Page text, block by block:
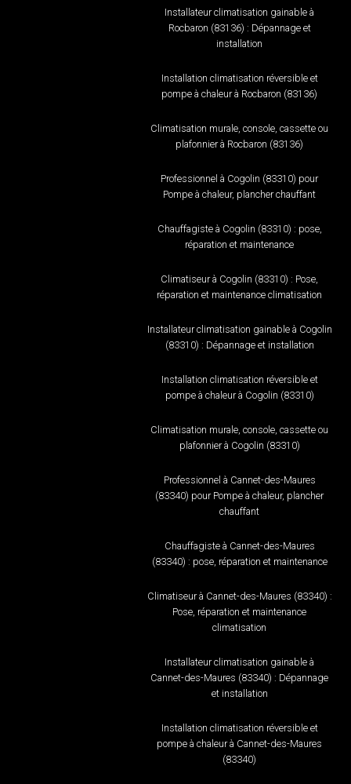
Installateur climatisation gainable à
Rocbaron (83136) : Dépannage et
installation
Installation climatisation réversible et
pompe à chaleur à Rocbaron (83136)
Climatisation murale, console, cassette ou
plafonnier à Rocbaron (83136)
Professionnel à Cogolin (83310) pour
Pompe à chaleur, plancher chauffant
Chauffagiste à Cogolin (83310) : pose,
réparation et maintenance
Climatiseur à Cogolin (83310) : Pose,
réparation et maintenance climatisation
Installateur climatisation gainable à Cogolin
(83310) : Dépannage et installation
Installation climatisation réversible et
pompe à chaleur à Cogolin (83310)
Climatisation murale, console, cassette ou
plafonnier à Cogolin (83310)
Professionnel à Cannet-des-Maures
(83340) pour Pompe à chaleur, plancher
chauffant
Chauffagiste à Cannet-des-Maures
(83340) : pose, réparation et maintenance
Climatiseur à Cannet-des-Maures (83340) :
Pose, réparation et maintenance
climatisation
Installateur climatisation gainable à
Cannet-des-Maures (83340) : Dépannage
et installation
Installation climatisation réversible et
pompe à chaleur à Cannet-des-Maures
(83340)